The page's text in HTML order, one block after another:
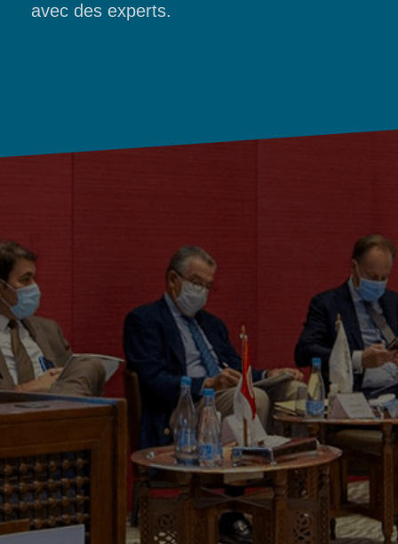
avec des experts.